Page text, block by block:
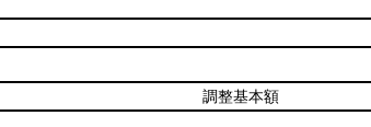
調整基本額